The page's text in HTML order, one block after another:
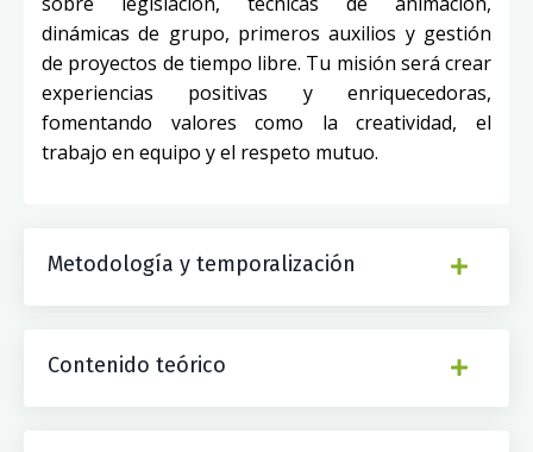
dinámicas de grupo, primeros auxilios y gestión
de proyectos de tiempo libre. Tu misión será crear
experiencias positivas y enriquecedoras,
fomentando valores como la creatividad, el
trabajo en equipo y el respeto mutuo.
Metodología y temporalización
Contenido teórico